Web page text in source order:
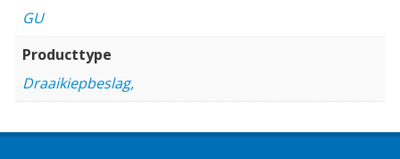
GU
Producttype
Draaikiepbeslag,